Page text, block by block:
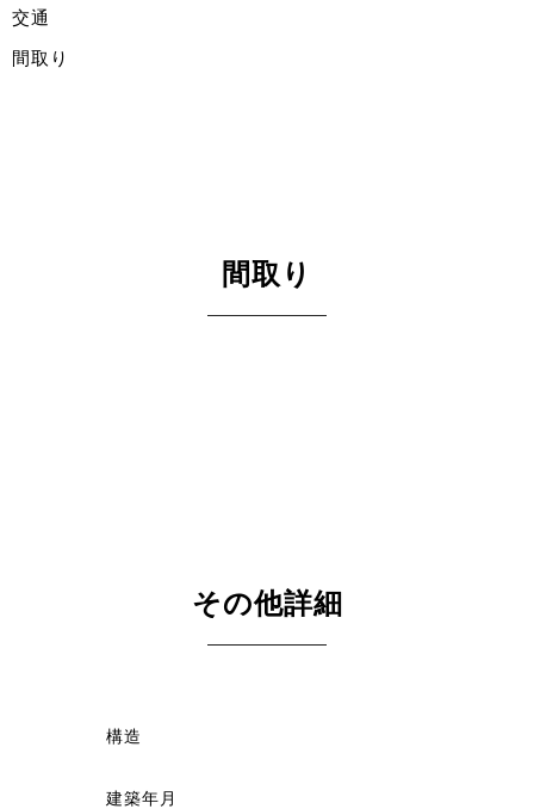
交通
間取り
間取り
その他詳細
構造
建築年月